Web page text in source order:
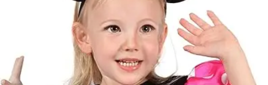
- Egyéb nyári játékok
Lábbal hajtós
járművek
Téli játékok
30 C fokon
mosható. Nem
vasalható, nyílt
lángtól és
hőtől kérjük távol
tartani. A